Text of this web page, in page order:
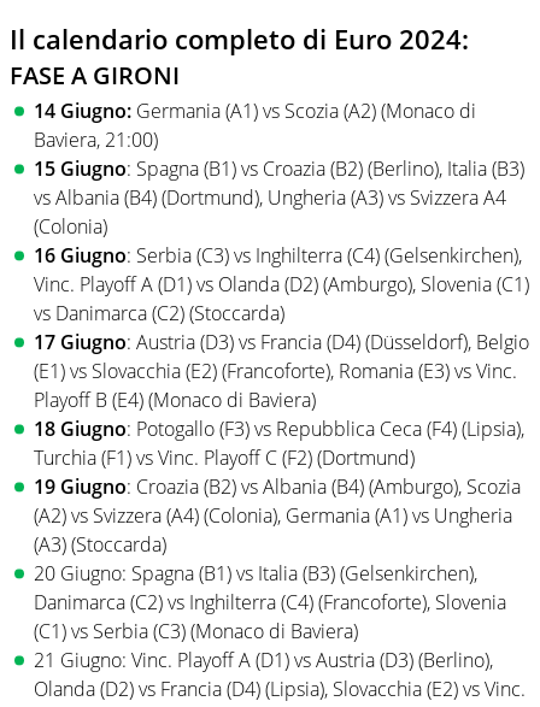
Il calendario completo di Euro 2024:
FASE A GIRONI
14 Giugno: Germania (A1) vs Scozia (A2) (Monaco di
Baviera, 21:00)
15 Giugno: Spagna (B1) vs Croazia (B2) (Berlino), Italia (B3)
vs Albania (B4) (Dortmund), Ungheria (A3) vs Svizzera A4
(Colonia)
16 Giugno: Serbia (C3) vs Inghilterra (C4) (Gelsenkirchen),
Vinc. Playoff A (D1) vs Olanda (D2) (Amburgo), Slovenia (C1)
vs Danimarca (C2) (Stoccarda)
17 Giugno: Austria (D3) vs Francia (D4) (Düsseldorf), Belgio
(E1) vs Slovacchia (E2) (Francoforte), Romania (E3) vs Vinc.
Playoff B (E4) (Monaco di Baviera)
18 Giugno: Potogallo (F3) vs Repubblica Ceca (F4) (Lipsia),
Turchia (F1) vs Vinc. Playoff C (F2) (Dortmund)
19 Giugno: Croazia (B2) vs Albania (B4) (Amburgo), Scozia
(A2) vs Svizzera (A4) (Colonia), Germania (A1) vs Ungheria
(A3) (Stoccarda)
20 Giugno: Spagna (B1) vs Italia (B3) (Gelsenkirchen),
Danimarca (C2) vs Inghilterra (C4) (Francoforte), Slovenia
(C1) vs Serbia (C3) (Monaco di Baviera)
21 Giugno: Vinc. Playoff A (D1) vs Austria (D3) (Berlino),
Olanda (D2) vs Francia (D4) (Lipsia), Slovacchia (E2) vs Vinc.